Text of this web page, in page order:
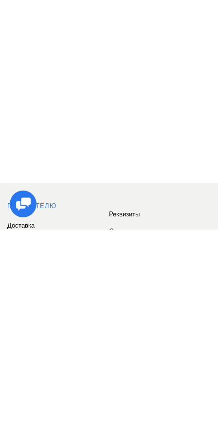
ПОКУПАТЕЛЮ
Доставка
Реквизиты
Сервис